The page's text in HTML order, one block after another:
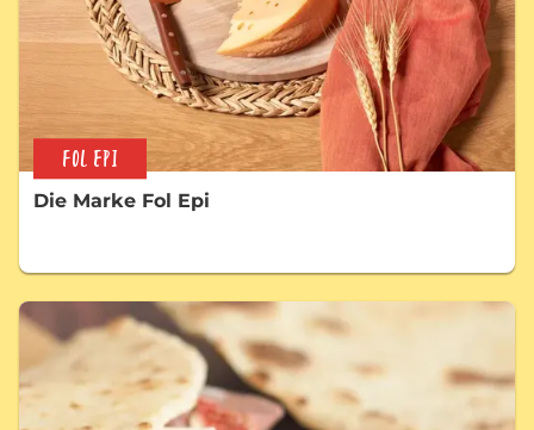
FOL EPI
Die Marke Fol Epi